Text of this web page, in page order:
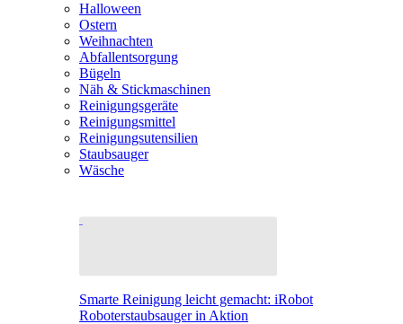
Halloween
Ostern
Weihnachten
Abfallentsorgung
Bügeln
Näh & Stickmaschinen
Reinigungsgeräte
Reinigungsmittel
Reinigungsutensilien
Staubsauger
Wäsche
Smarte Reinigung leicht gemacht: iRobot
Roboterstaubsauger in Aktion